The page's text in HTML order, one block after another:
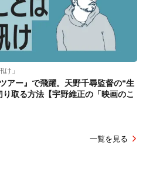
」
アー』で飛躍。天野千尋監督の“生
取る方法【宇野維正の「映画のこ
一覧を見る